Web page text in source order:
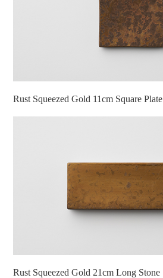
Rust Squeezed Gold 11cm Square Plate
Rust Squeezed Gold 21cm Long Stone